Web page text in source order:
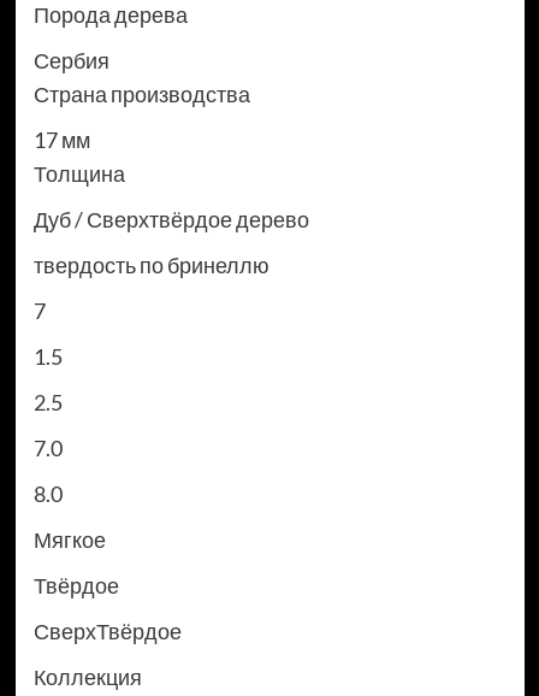
Порода дерева
Сербия
Страна производства
17 мм
Толщина
Дуб / Сверхтвёрдое дерево
твердость по бринеллю
7
1.5
2.5
7.0
8.0
Мягкое
Твёрдое
СверхТвёрдое
Коллекция